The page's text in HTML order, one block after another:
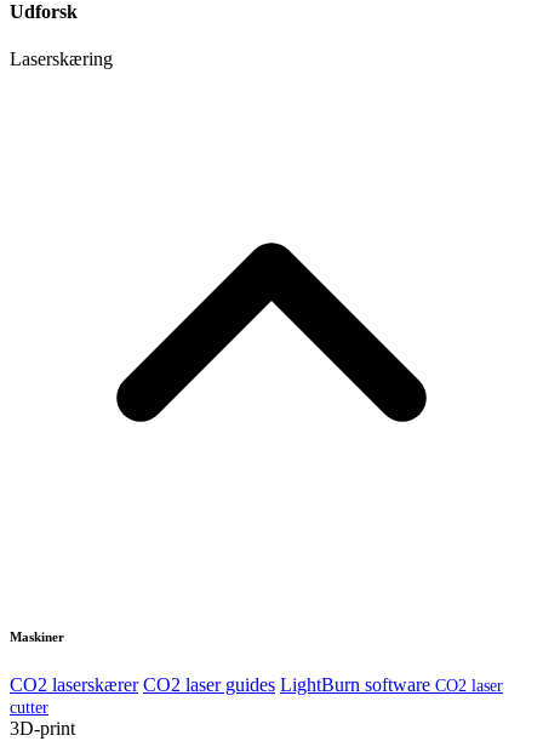
Udforsk
Laserskæring
Maskiner
CO2 laserskærer CO2 laser guides LightBurn software CO2 laser
cutter
3D-print